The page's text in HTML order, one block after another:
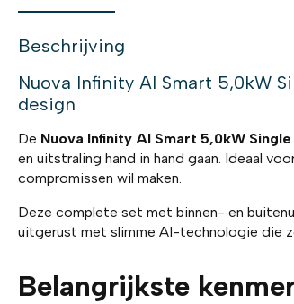
Beschrijving
Nuova Infinity AI Smart 5,0kW
design
De Nuova Infinity AI Smart 5,0kW
en uitstraling hand in hand gaan. Ideaal
compromissen wil maken.
Deze complete set met binnen- en
uitgerust met slimme AI-technologie die
Belangrijkste